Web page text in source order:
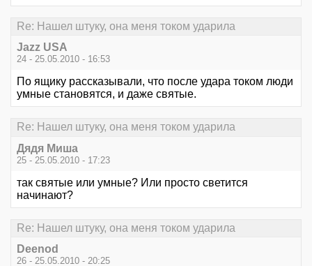
Re: Нашел штуку, она меня током ударила
Jazz USA
24 - 25.05.2010 - 16:53
По ящику рассказывали, что после удара током люди
умные становятся, и даже святые.
Re: Нашел штуку, она меня током ударила
Дядя Миша
25 - 25.05.2010 - 17:23
так святые или умные? Или просто светится
начинают?
Re: Нашел штуку, она меня током ударила
Deenod
26 - 25.05.2010 - 20:25